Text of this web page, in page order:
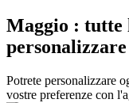
Maggio : tutte
Potrete personalizzare
vostre preferenze con